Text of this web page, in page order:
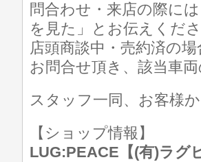
問合わせ・来店の際に
を見た」とお伝えくださ
店頭商談中・売約済の
お問合せ頂き、該当車
スタッフ一同、お客様
【ショップ情報】
LUG:PEACE【(有)ラ